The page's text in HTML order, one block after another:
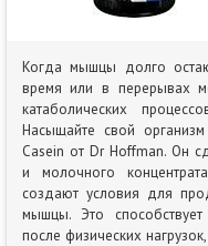
Когда мышцы долго
время или в перерывах
катаболических
Насыщайте свой
Casein от Dr Hoffman. Он
и молочного
создают условия для
мышцы. Это
после физических